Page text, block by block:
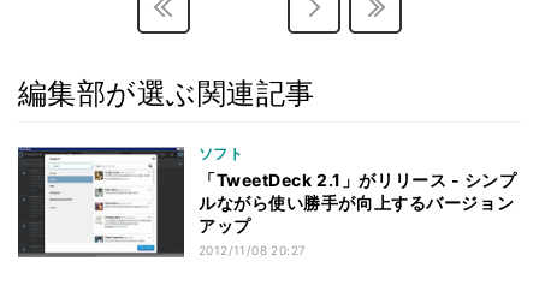
編集部が選ぶ関連記事
ソフト
「TweetDeck 2.1」がリリース - シンプ
ルながら使い勝手が向上するバージョン
アップ
2012/11/08 20:27